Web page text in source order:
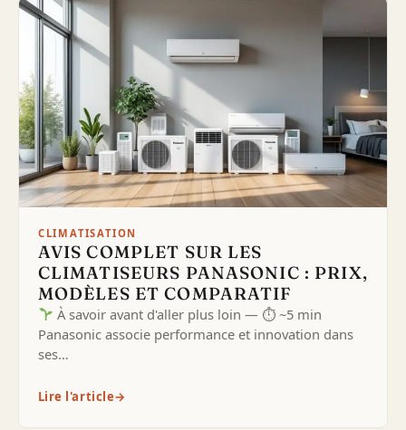
CLIMATISATION
AVIS COMPLET SUR LES
CLIMATISEURS PANASONIC : PRIX,
MODÈLES ET COMPARATIF
À savoir avant d'aller plus loin — ⏱ ~5 min
Panasonic associe performance et innovation dans
ses…
Lire l'article→